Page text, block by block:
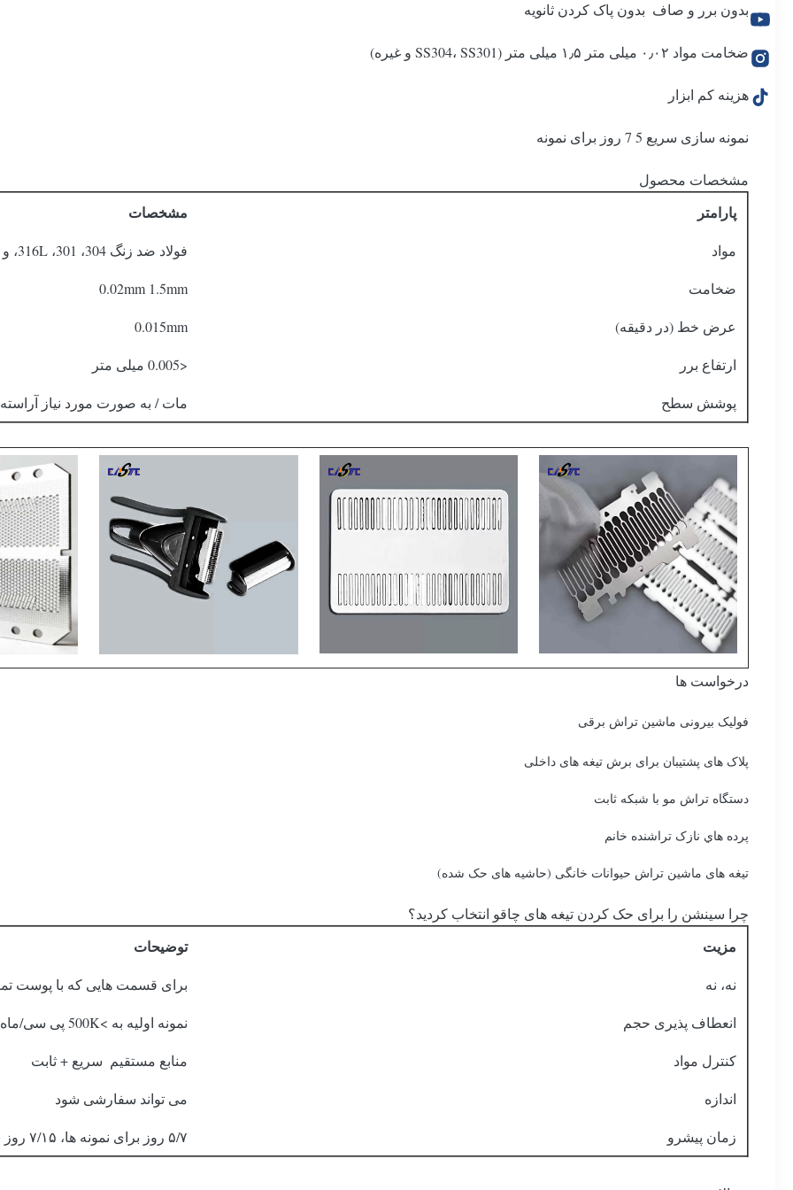
بدون برر و صاف ️ بدون پاک کردن ثانویه
ضخامت مواد ۰٫۰۲ میلی متر ۱٫۵ میلی متر (SS304، SS301 و غیره)
هزینه کم ابزار
نمونه سازی سریع 5 7 روز برای نمونه
مشخصات محصول
پارامتر مشخصات
مواد فولاد ضد زنگ 304، 301، 316L، و غیره
ضخامت 0.02mm 1.5mm
عرض خط (در دقیقه) 0.015mm
ارتفاع برر <0.005 میلی متر
پوشش سطح مات / به صورت مورد نیاز
درخواست ها
فولیک بیرونی ماشین تراش برقی
پلاک های پشتیبان برای برش تیغه های داخلی
دستگاه تراش مو با شبکه ثابت
پرده هاي نازک تراشنده خانم
تیغه های ماشین تراش حیوانات خانگی (حاشیه های حک شده)
چرا سینشن را برای حک کردن تیغه های چاقو انتخاب کردید؟
مزیت توضیحات
نه، نه برای قسمت هایی که با پوست
انعطاف پذیری حجم نمونه اولیه به >500K پی سی/ماه
کنترل مواد منابع مستقیم ️ سریع + ثابت
اندازه می تواند سفارشی شود
زمان پیشرو ۵/۷ روز برای نمونه ها، ۷/۱۵ روز برای توده ها